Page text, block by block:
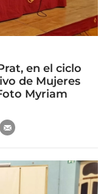
en el ciclo
de Mujeres
Myriam